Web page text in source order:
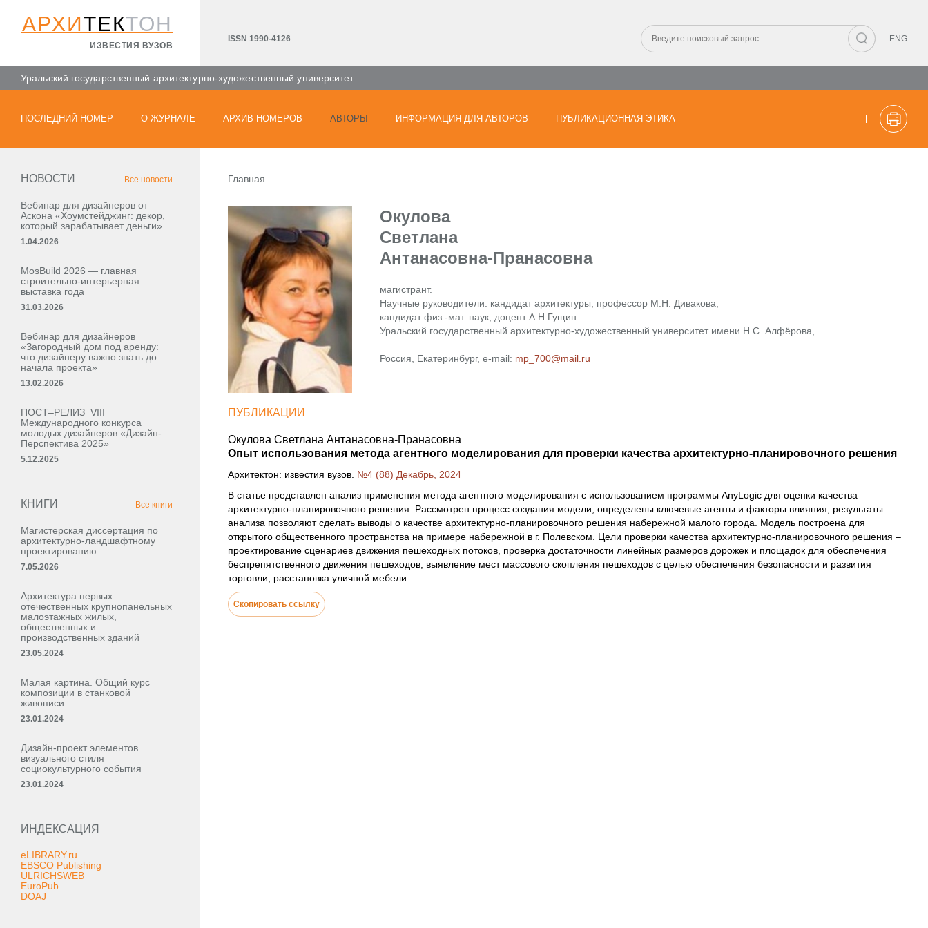
АРХИТЕКТОН
ИЗВЕСТИЯ ВУЗОВ
ISSN 1990-4126 ENG
Уральский государственный архитектурно-художественный университет
ПОСЛЕДНИЙ НОМЕР О ЖУРНАЛЕ АРХИВ НОМЕРОВ АВТОРЫ ИНФОРМАЦИЯ ДЛЯ АВТОРОВ ПУБЛИКАЦИОННАЯ ЭТИКА
НОВОСТИ Все новости
Вебинар для дизайнеров от
Аскона «Хоумстейджинг: декор,
который зарабатывает деньги»
1.04.2026
MosBuild 2026 — главная
строительно-интерьерная
выставка года
31.03.2026
Вебинар для дизайнеров
«Загородный дом под аренду:
что дизайнеру важно знать до
начала проекта»
13.02.2026
ПОСТ–РЕЛИЗ VIII
Международного конкурса
молодых дизайнеров «Дизайн-
Перспектива 2025»
5.12.2025
КНИГИ Все книги
Магистерская диссертация по
архитектурно-ландшафтному
проектированию
7.05.2026
Архитектура первых
отечественных крупнопанельных
малоэтажных жилых,
общественных и
производственных зданий
23.05.2024
Малая картина. Общий курс
композиции в станковой
живописи
23.01.2024
Дизайн-проект элементов
визуального стиля
социокультурного события
23.01.2024
ИНДЕКСАЦИЯ
eLIBRARY.ru
EBSCO Publishing
ULRICHSWEB
EuroPub
DOAJ
Главная
Окулова
Светлана
Антанасовна-Пранасовна
магистрант.
Научные руководители: кандидат архитектуры, профессор М.Н. Дивакова,
кандидат физ.-мат. наук, доцент А.Н.Гущин.
Уральский государственный архитектурно-художественный университет имени Н.С. Алфёрова,
Россия, Екатеринбург, e-mail: mp_700@mail.ru
ПУБЛИКАЦИИ
Окулова Светлана Антанасовна-Пранасовна
Опыт использования метода агентного моделирования для проверки качества архитектурно-планировочного решения
Архитектон: известия вузов. №4 (88) Декабрь, 2024
В статье представлен анализ применения метода агентного моделирования с использованием программы AnyLogic для оценки качества
архитектурно-планировочного решения. Рассмотрен процесс создания модели, определены ключевые агенты и факторы влияния; результаты
анализа позволяют сделать выводы о качестве архитектурно-планировочного решения набережной малого города. Модель построена для
открытого общественного пространства на примере набережной в г. Полевском. Цели проверки качества архитектурно-планировочного решения –
проектирование сценариев движения пешеходных потоков, проверка достаточности линейных размеров дорожек и площадок для обеспечения
беспрепятственного движения пешеходов, выявление мест массового скопления пешеходов с целью обеспечения безопасности и развития
торговли, расстановка уличной мебели.
Скопировать ссылку